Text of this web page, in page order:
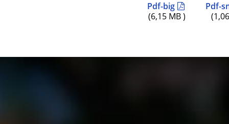
Pdf-big
(6,15 MB )
Pdf-